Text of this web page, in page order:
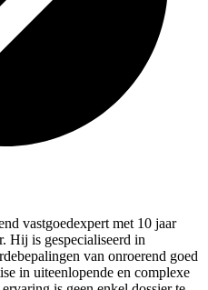
vastgoedexpert met 10 jaar
Hij is gespecialiseerd in
van onroerend goed
in uiteenlopende en complexe